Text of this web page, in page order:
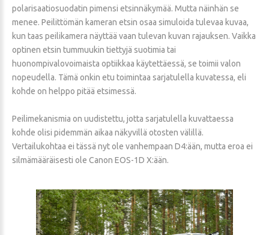
polarisaatiosuodatin pimensi etsinnäkymää. Mutta näinhän se
menee. Peilittömän kameran etsin osaa simuloida tulevaa kuvaa,
kun taas peilikamera näyttää vaan tulevan kuvan rajauksen. Vaikka
optinen etsin tummuukin tiettyjä suotimia tai
huonompivalovoimaista optiikkaa käytettäessä, se toimii valon
nopeudella. Tämä onkin etu toimintaa sarjatulella kuvatessa, eli
kohde on helppo pitää etsimessä.
Peilimekanismia on uudistettu, jotta sarjatulella kuvattaessa
kohde olisi pidemmän aikaa näkyvillä otosten välillä.
Vertailukohtaa ei tässä nyt ole vanhempaan D4:ään, mutta eroa ei
silmämääräisesti ole Canon EOS-1D X:ään.